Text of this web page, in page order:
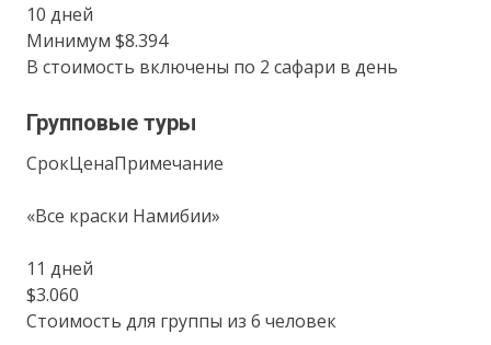
10 дней
Минимум $8.394
В стоимость включены по 2 сафари в день
Групповые туры
СрокЦенаПримечание
«Все краски Намибии»
11 дней
$3.060
Стоимость для группы из 6 человек